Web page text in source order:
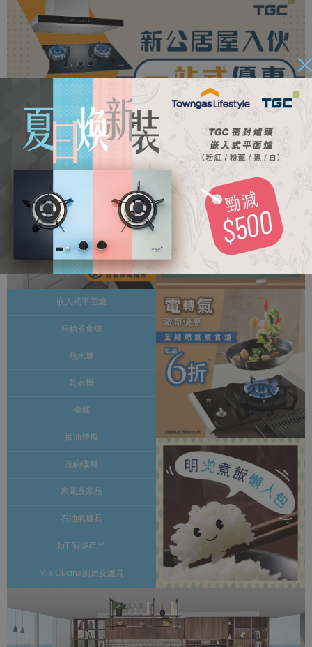
嵌入式平面爐
座枱煮食爐
熱水爐
乾衣機
櫃爐
抽油煙機
洗碗碟機
家電及家品
石油氣爐具
IoT 智能產品
Mia Cucina廚房及爐具